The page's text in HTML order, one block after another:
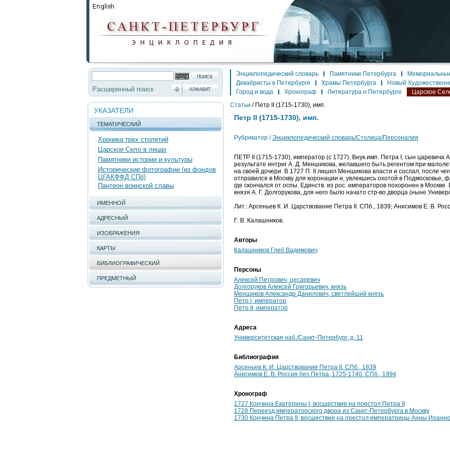
Расширенный поиск АЛФАВИТ
УКАЗАТЕЛИ
ТЕМАТИЧЕСКИЙ
Хроника трех столетий
Царское Село в лицах
Памятники истории и культуры
Исторические фотографии (из фондов
ЦГАКФФД СПб)
Пантеон воинской славы
ИМЕННОЙ
АДРЕСНЫЙ
ИЗОБРАЖЕНИЯ
КАРТЫ
БИБЛИОГРАФИЧЕСКИЙ
ПРЕДМЕТНЫЙ
Энциклопедический словарь Памятники Петербурга
Декабристы в Петербурге
Храмы Петербурга
Новый
Город и вода
Хронограф Литература о Петербурге
Царское
Статьи / Петр II (1715-1730), имп.
Петр II (1715-1730), имп.
Рубрикатор / Энциклопедический словарь/Столица/Персоналия
ПЕТР II (1715-1730), император (с 1727). Внук имп. Петра I, сын царевича
результате интриг А. Д. Меншикова, желавшего быть регентом при
на своей дочери. В 1727 П. II лишил Меншикова власти и сослал, после
отправился в Москву для коронации и, увлекшись охотой в Подмосковье,
где скончался от оспы. Единств. из рос. императоров похоронен в
князя А. Г. Долгорукова, для него было начато стр-во дворца (ныне
Лит.: Арсеньев К. И. Царствование Петра II. СПб., 1839; Анисимов Е. В.
Г. В. Калашников.
Авторы
Калашников Глеб Вадимович
Персоны
Алексей Петрович, цесаревич
Долгоруков Алексей Григорьевич, князь
Меншиков Александр Данилович, светлейший князь
Петр I, император
Петр II, император
Адреса
Университетская наб./Санкт-Петербург, д. 11
Библиография
Арсеньев К. И. Царствование Петра II. СПб., 1839
Анисимов Е. В. Россия без Петра, 1725-1740. СПб., 1994
Хронограф
1727 Кончина Екатерины I, восшествие на престол Петра II
1728 Переезд императорского двора из Санкт-Петербурга в Москву
1730 Кончина Петра II, восшествие на престол императрицы Анны